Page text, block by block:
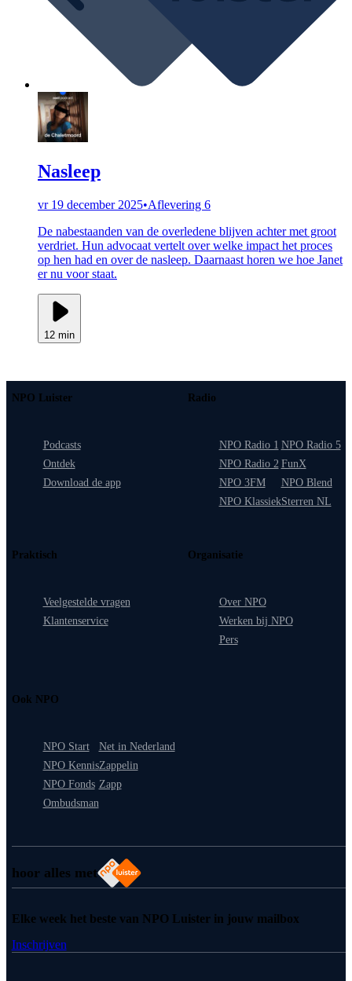
Nasleep
vr 19 december 2025•Aflevering 6
De nabestaanden van de overledene blijven achter met groot
verdriet. Hun advocaat vertelt over welke impact het proces
op hen had en over de nasleep. Daarnaast horen we hoe Janet
er nu voor staat.
12 min
hoor alles met
NPO Luister
Podcasts
Ontdek
Download de app
Radio
NPO Radio 1
NPO Radio 2
NPO 3FM
NPO Klassiek
NPO Radio 5
FunX
NPO Blend
Sterren NL
Praktisch
Veelgestelde vragen
Klantenservice
Organisatie
Over NPO
Werken bij NPO
Pers
Ook NPO
NPO Start
NPO Kennis
NPO Fonds
Ombudsman
Net in Nederland
Zappelin
Zapp
Elke week het beste van NPO Luister in jouw mailbox
Inschrijven